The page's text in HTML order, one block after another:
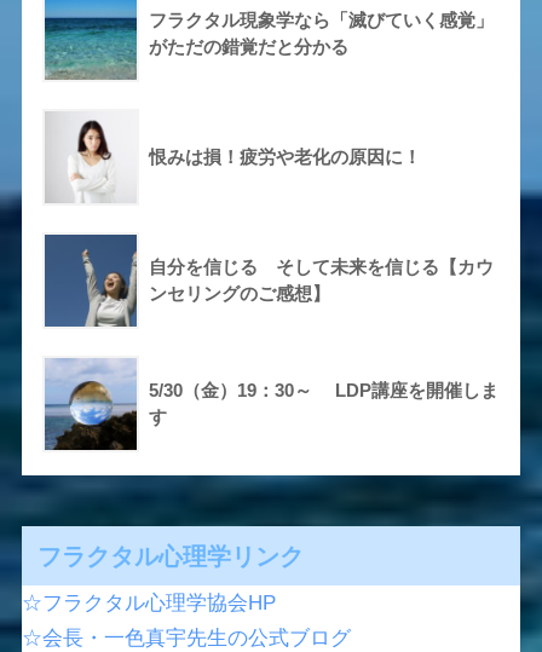
フラクタル現象学なら「滅びていく感覚」
がただの錯覚だと分かる
恨みは損！疲労や老化の原因に！
自分を信じる そして未来を信じる【カウ
ンセリングのご感想】
5/30（金）19：30～ LDP講座を開催しま
す
フラクタル心理学リンク
☆フラクタル心理学協会HP
☆会長・一色真宇先生の公式ブログ